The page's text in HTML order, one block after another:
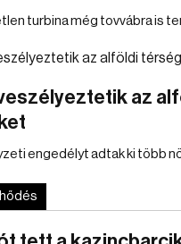
turbina még tovvábra is
az
engedélyt adtak ki több